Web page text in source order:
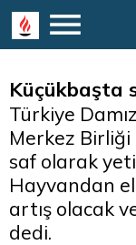
Küçükbaşta
Türkiye
Merkez Birliği
saf olarak
Hayvandan
artış olacak
dedi.